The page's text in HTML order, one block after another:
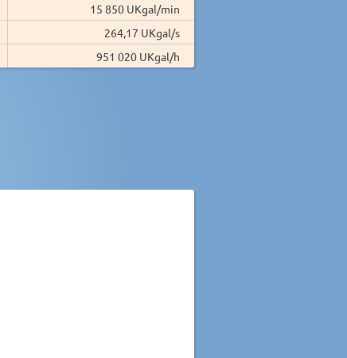
15 850 UKgal/min
264,17 UKgal/s
951 020 UKgal/h